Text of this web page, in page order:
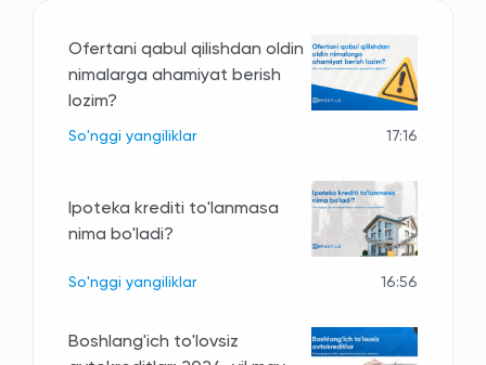
Ofertani qabul qilishdan oldin
nimalarga ahamiyat berish
lozim?
So'nggi yangiliklar 17:16
Ipoteka krediti to'lanmasa
nima bo'ladi?
So'nggi yangiliklar 16:56
Boshlang'ich to'lovsiz